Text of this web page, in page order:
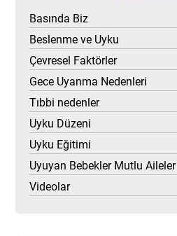
Basında Biz
Beslenme ve Uyku
Çevresel Faktörler
Gece Uyanma Nedenleri
Tıbbi nedenler
Uyku Düzeni
Uyku Eğitimi
Uyuyan Bebekler Mutlu Aileler
Videolar